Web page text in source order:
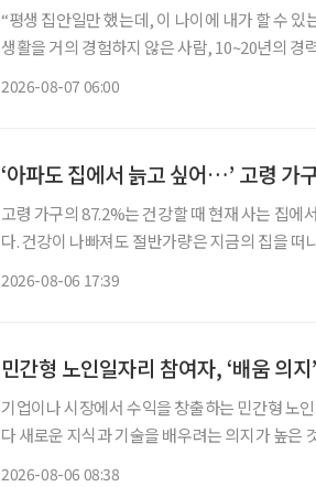
“평생 집안일만 했는데, 이 나이에 내가 할 수 있
생활을 거의 경험하지 않은 사람, 10~20년의 경
2026-08-07 06:00
‘아파도 집에서 늙고 싶어…’ 고령 가
고령 가구의 87.2%는 건강할 때 현재 사는 집에
다. 건강이 나빠져도 절반가량은 지금의 집을
2026-08-06 17:39
민간형 노인일자리 참여자, ‘배움 의
기업이나 시장에서 수익을 창출하는 민간형 노
다 새로운 지식과 기술을 배우려는 의지가 높은
2026-08-06 08:38